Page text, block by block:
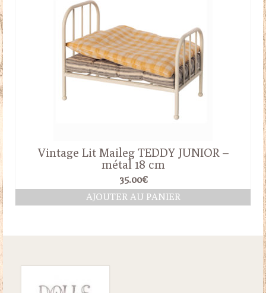
Vintage Lit Maileg TEDDY JUNIOR –
métal 18 cm
35.00€
AJOUTER AU PANIER